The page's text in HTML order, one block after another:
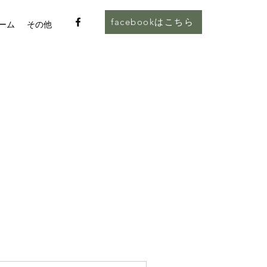
ム その他 facebookはこちら